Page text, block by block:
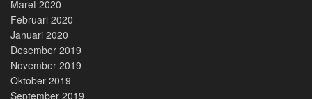
Maret 2020
Februari 2020
Januari 2020
Desember 2019
November 2019
Oktober 2019
September 2019